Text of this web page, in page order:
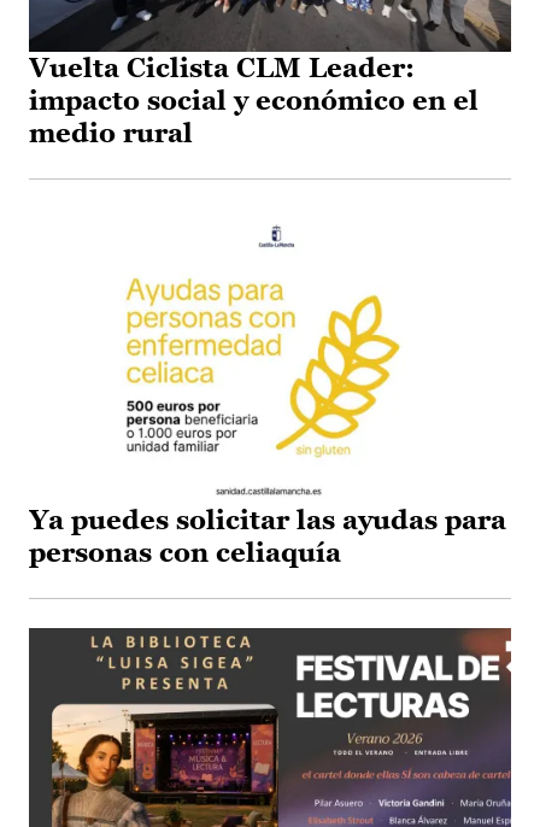
Vuelta Ciclista CLM Leader:
impacto social y económico en el
medio rural
Ya puedes solicitar las ayudas para
personas con celiaquía